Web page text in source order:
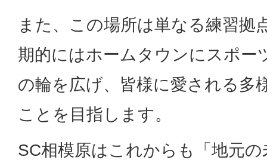
また、この場所は単なる練習拠
期的にはホームタウンにスポー
の輪を広げ、皆様に愛される多
ことを目指します。
SC相模原はこれからも「地元